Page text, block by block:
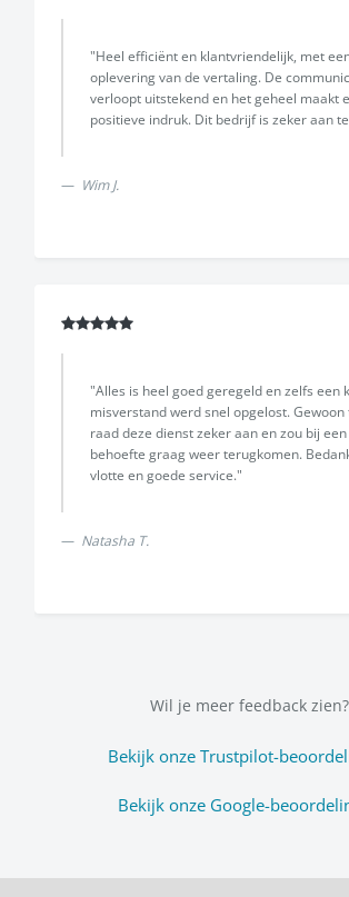
"Heel efficiënt en klantvriendelijk, met
oplevering van de vertaling. De
verloopt uitstekend en het geheel maakt
positieve indruk. Dit bedrijf is zeker aan
Wim J.
"Alles is heel goed geregeld en zelfs een
misverstand werd snel opgelost. Gewoon
raad deze dienst zeker aan en zou bij
behoefte graag weer terugkomen.
vlotte en goede service."
Natasha T.
Wil je meer feedback zien?
Bekijk onze Trustpilot-
Bekijk onze Google-